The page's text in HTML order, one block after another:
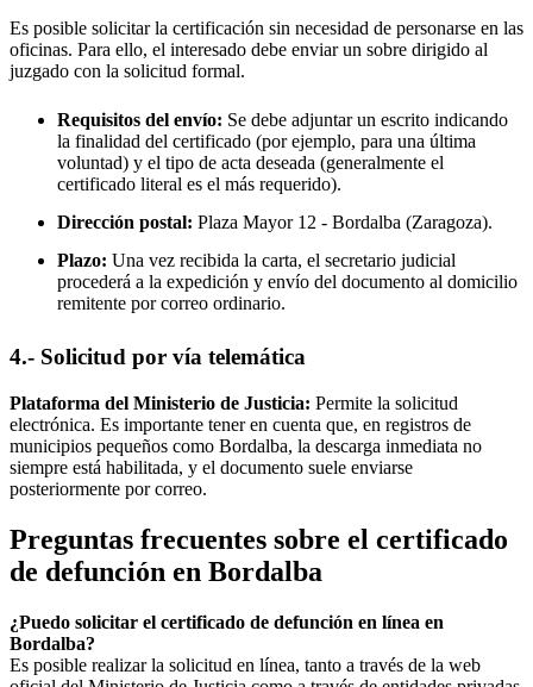
Es posible solicitar la certificación sin necesidad de personarse en las
oficinas. Para ello, el interesado debe enviar un sobre dirigido al
juzgado con la solicitud formal.
Requisitos del envío: Se debe adjuntar un escrito indicando
la finalidad del certificado (por ejemplo, para una última
voluntad) y el tipo de acta deseada (generalmente el
certificado literal es el más requerido).
Dirección postal: Plaza Mayor 12 - Bordalba (Zaragoza).
Plazo: Una vez recibida la carta, el secretario judicial
procederá a la expedición y envío del documento al domicilio
remitente por correo ordinario.
4.- Solicitud por vía telemática
Plataforma del Ministerio de Justicia: Permite la solicitud
electrónica. Es importante tener en cuenta que, en registros de
municipios pequeños como Bordalba, la descarga inmediata no
siempre está habilitada, y el documento suele enviarse
posteriormente por correo.
Preguntas frecuentes sobre el certificado
de defunción en Bordalba
¿Puedo solicitar el certificado de defunción en línea en
Bordalba?
Es posible realizar la solicitud en línea, tanto a través de la web